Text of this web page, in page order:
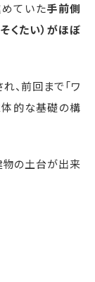
ていた手前側
くたい）がほぼ
、前回まで「ワ
体的な基礎の構
物の土台が出来